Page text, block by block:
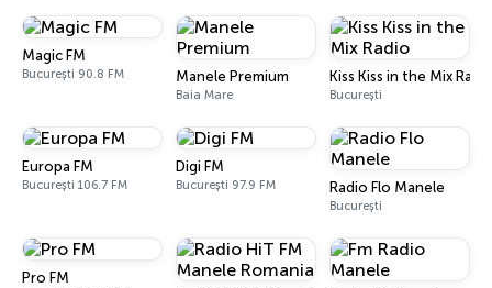
Magic FM
București 90.8 FM Manele Premium
Baia Mare
Kiss Kiss in the Mix
București
Europa FM
București 106.7 FM
Digi FM
București 97.9 FM Radio Flo Manele
București
Pro FM